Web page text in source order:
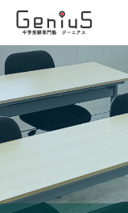
授業
志望校別特訓
模試